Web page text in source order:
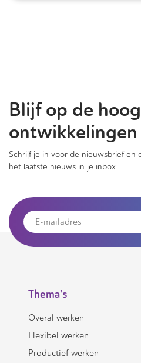
Blijf op de
ontwikkelingen
Schrijf je in voor de nieuwsbrief en
het laatste nieuws in je inbox.
Thema's
Overal werken
Flexibel werken
Productief werken